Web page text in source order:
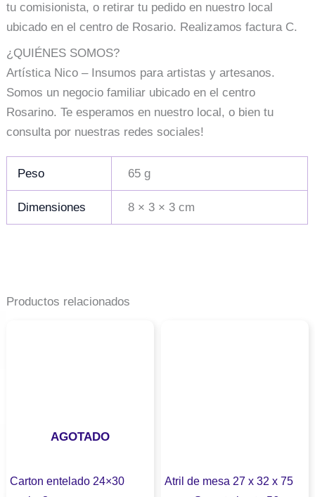
tu comisionista, o retirar tu pedido en nuestro local
ubicado en el centro de Rosario. Realizamos factura C.
¿QUIÉNES SOMOS?
Artística Nico – Insumos para artistas y artesanos.
Somos un negocio familiar ubicado en el centro
Rosarino. Te esperamos en nuestro local, o bien tu
consulta por nuestras redes sociales!
Peso 65 g
Dimensiones 8 × 3 × 3 cm
Productos relacionados
AGOTADO
Carton entelado 24×30
Atril de mesa 27 x 32 x 75